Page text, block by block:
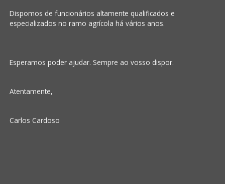
Dispomos de funcionários altamente qualificados e
especializados no ramo agrícola há vários anos.
Esperamos poder ajudar. Sempre ao vosso dispor.
Atentamente,
Carlos Cardoso